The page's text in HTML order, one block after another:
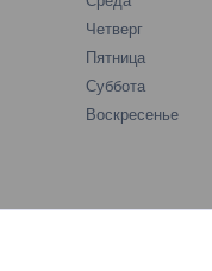
Четверг
Пятница
Суббота
Воскресенье